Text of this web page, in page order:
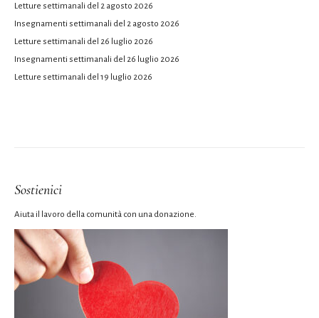
Letture settimanali del 2 agosto 2026
Insegnamenti settimanali del 2 agosto 2026
Letture settimanali del 26 luglio 2026
Insegnamenti settimanali del 26 luglio 2026
Letture settimanali del 19 luglio 2026
Sostienici
Aiuta il lavoro della comunità con una donazione.